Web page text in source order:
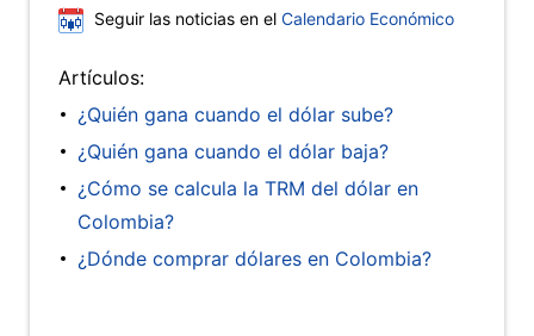
Seguir las noticias en el Calendario Económico
Artículos:
¿Quién gana cuando el dólar sube?
¿Quién gana cuando el dólar baja?
¿Cómo se calcula la TRM del dólar en
Colombia?
¿Dónde comprar dólares en Colombia?